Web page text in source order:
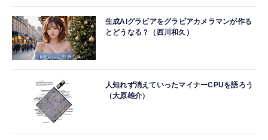
生成AIグラビアをグラビアカメラマンが作る
とどうなる？（西川和久）
人知れず消えていったマイナーCPUを語ろう
（大原雄介）